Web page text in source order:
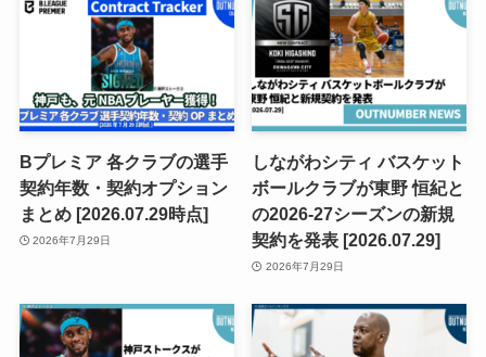
Bプレミア 各クラブの選手
契約年数・契約オプション
まとめ [2026.07.29時点]
2026年7月29日
しながわシティ バスケット
ボールクラブが東野 恒紀と
の2026-27シーズンの新規
契約を発表 [2026.07.29]
2026年7月29日